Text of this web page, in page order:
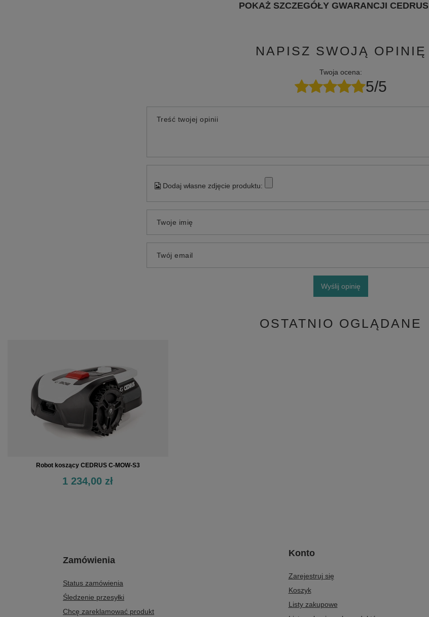
POKAŻ SZCZEGÓŁY GWARANCJI CEDRUS
NAPISZ SWOJĄ OPINIĘ
Twoja ocena:
5/5
Treść twojej opinii
Dodaj własne zdjęcie produktu:
Twoje imię
Twój email
Wyślij opinię
OSTATNIO OGLĄDANE
Robot koszący CEDRUS C-MOW-S3
1 234,00 zł
Zamówienia
Status zamówienia
Śledzenie przesyłki
Chcę zareklamować produkt
Konto
Zarejestruj się
Koszyk
Listy zakupowe